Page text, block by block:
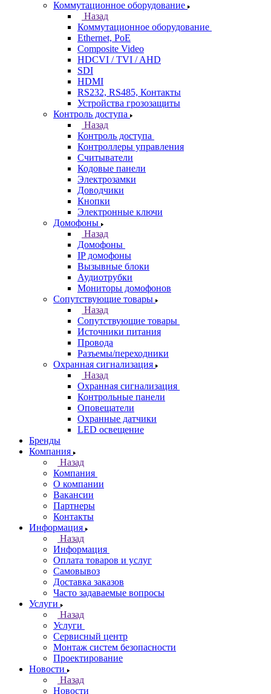
Коммутационное оборудование
Назад
Коммутационное оборудование
Ethernet, PoE
Composite Video
HDCVI / TVI / AHD
SDI
HDMI
RS232, RS485, Контакты
Устройства грозозащиты
Контроль доступа
Назад
Контроль доступа
Контроллеры управления
Считыватели
Кодовые панели
Электрозамки
Доводчики
Кнопки
Электронные ключи
Домофоны
Назад
Домофоны
IP домофоны
Вызывные блоки
Аудиотрубки
Мониторы домофонов
Сопутствующие товары
Назад
Сопутствующие товары
Источники питания
Провода
Разъемы/переходники
Охранная сигнализация
Назад
Охранная сигнализация
Контрольные панели
Оповещатели
Охранные датчики
LED освещение
Бренды
Компания
Назад
Компания
О компании
Вакансии
Партнеры
Контакты
Информация
Назад
Информация
Оплата товаров и услуг
Самовывоз
Доставка заказов
Часто задаваемые вопросы
Услуги
Назад
Услуги
Сервисный центр
Монтаж систем безопасности
Проектирование
Новости
Назад
Новости